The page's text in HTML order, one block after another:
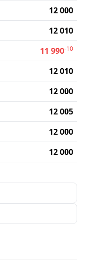
12 000
12 010
11 990-10
12 010
12 000
12 005
12 000
12 000